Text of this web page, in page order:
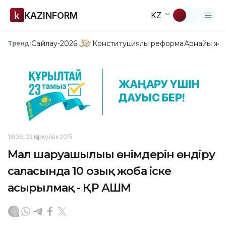
KAZINFORM KZ
Тренд:Сайлау-2026 Конституциялық реформаАрнайы
18:06, 22 Қыркүйек 2015
Мал шаруашылығы өнімдерін өндіру
саласында 10 озық жоба іске
асырылмақ - ҚР АШМ